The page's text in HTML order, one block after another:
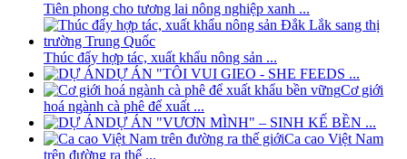
Tiên phong cho tương lai nông nghiệp xanh ...
Thúc đẩy hợp tác, xuất khẩu nông sản ...
DỰ ÁN "TÔI VUI GIEO - SHE FEEDS ...
Cơ giới
hoá ngành cà phê để xuất ...
DỰ ÁN "VƯƠN MÌNH" – SINH KẾ BỀN ...
Ca cao Việt Nam
trên đường ra thế ...